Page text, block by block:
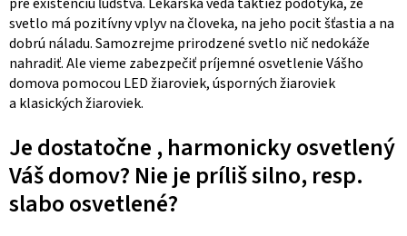
svetlo má pozitívny vplyv na človeka, na jeho pocit šťastia a na
dobrú náladu. Samozrejme prirodzené svetlo nič nedokáže
nahradiť. Ale vieme zabezpečiť príjemné osvetlenie Vášho
domova pomocou LED žiaroviek, úsporných žiaroviek
a klasických žiaroviek.
Je dostatočne , harmonicky osvetlený
Váš domov? Nie je príliš silno, resp.
slabo osvetlené?